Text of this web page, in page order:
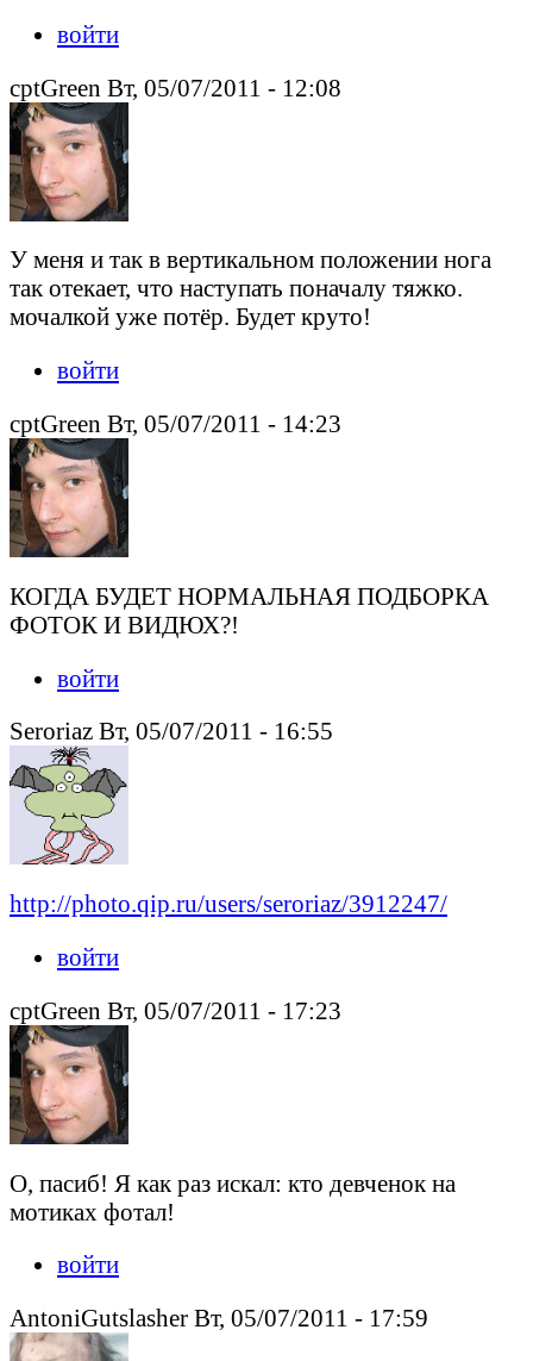
войти
cptGreen Вт, 05/07/2011 - 12:08
У меня и так в вертикальном положении нога
так отекает, что наступать поначалу тяжко.
мочалкой уже потёр. Будет круто!
войти
cptGreen Вт, 05/07/2011 - 14:23
КОГДА БУДЕТ НОРМАЛЬНАЯ ПОДБОРКА
ФОТОК И ВИДЮХ?!
войти
Seroriaz Вт, 05/07/2011 - 16:55
http://photo.qip.ru/users/seroriaz/3912247/
войти
cptGreen Вт, 05/07/2011 - 17:23
О, пасиб! Я как раз искал: кто девченок на
мотиках фотал!
войти
AntoniGutslasher Вт, 05/07/2011 - 17:59